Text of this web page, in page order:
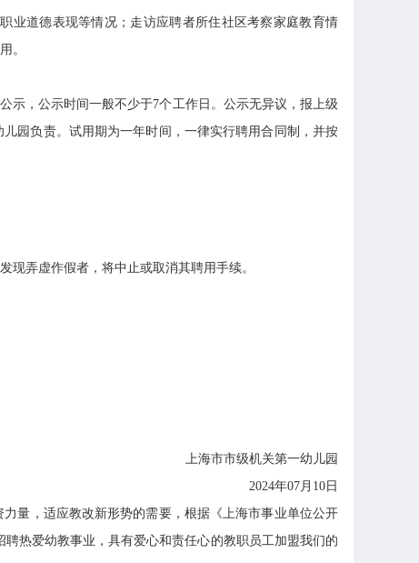
道德表现等情况；走访应聘者所住社区考察家庭教育情
。
，公示时间一般不少于7个工作日。公示无异议，报上级
园负责。试用期为一年时间，一律实行聘用合同制，并按
弄虚作假者，将中止或取消其聘用手续。
上海市市级机关第一幼儿园
2024年07月10日
量，适应教改新形势的需要，根据《上海市事业单位公开
热爱幼教事业，具有爱心和责任心的教职员工加盟我们的